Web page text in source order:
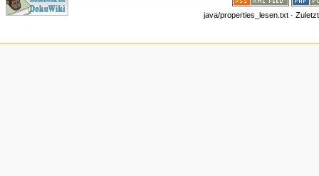
java/properties_lesen.txt ·